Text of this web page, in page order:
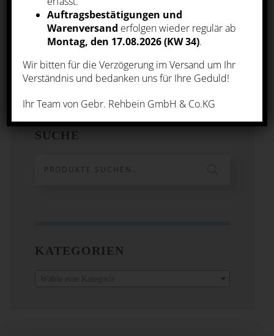
RVASK Typ 250
SUCHE
KATEGORIEN
Auftragsbestätigungen und
Warenversand erfolgen wieder regulär ab
Montag, den 17.08.2026 (KW 34).
Wir bitten für die Verzögerung im Versand um Ihr
Verständnis und bedanken uns für Ihre Geduld!
Ihr Team von Gebr. Rehbein GmbH & Co.KG
ALLE ABLEHNEN
EINSTELLUNGEN